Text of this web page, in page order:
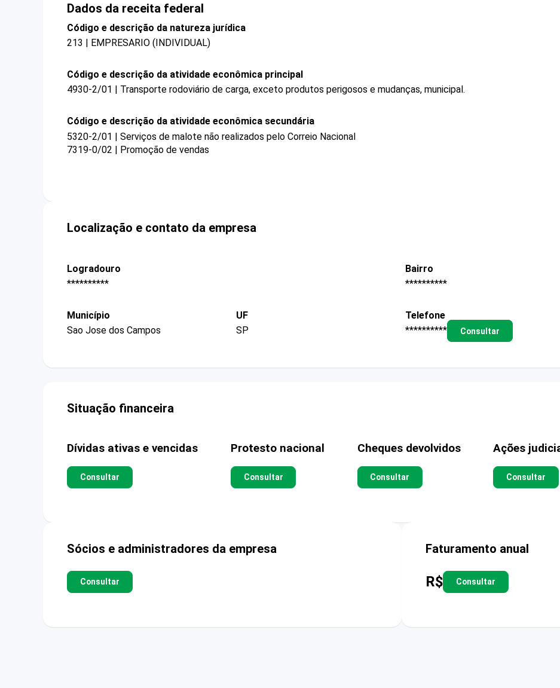
Dados da receita federal
Código e descrição da natureza jurídica
213 | EMPRESARIO (INDIVIDUAL)
Código e descrição da atividade econômica principal
4930-2/01 | Transporte rodoviário de carga, exceto produtos perigosos e mudanças, municipal.
Código e descrição da atividade econômica secundária
5320-2/01 | Serviços de malote não realizados pelo Correio Nacional
7319-0/02 | Promoção de vendas
Localização e contato da empresa
Logradouro
**********
Bairro
**********
Município
Sao Jose dos Campos
UF
SP
Telefone
**********
Consultar
Situação financeira
Dívidas ativas e vencidas
Consultar
Protesto nacional
Consultar
Cheques devolvidos
Consultar
Ações
Consultar
Sócios e administradores da empresa
Consultar
Faturamento anual
R$ Consultar